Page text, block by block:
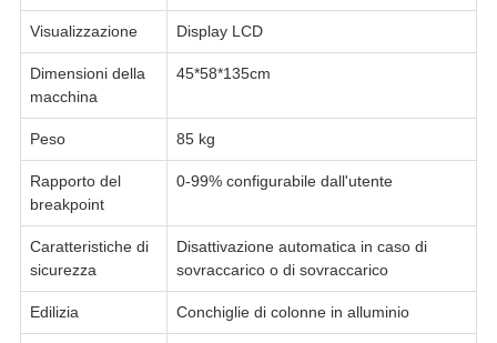
Visualizzazione Display LCD
Dimensioni della
macchina
45*58*135cm
Peso 85 kg
Rapporto del
breakpoint
0-99% configurabile dall'utente
Caratteristiche di
sicurezza
Disattivazione automatica in caso di
sovraccarico o di sovraccarico
Edilizia Conchiglie di colonne in alluminio